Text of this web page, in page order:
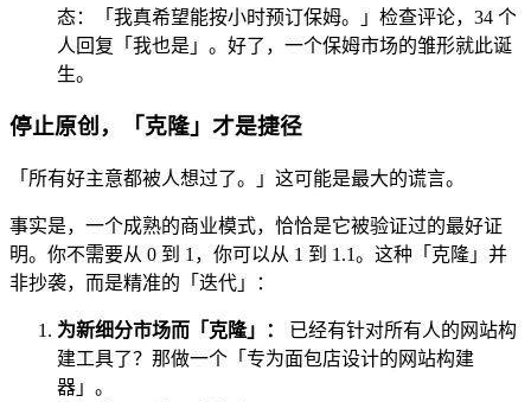
态：「我真希望能按小时预订保姆。」检查评论，34 个
人回复「我也是」。好了，一个保姆市场的雏形就此诞
生。
停止原创，「克隆」才是捷径
「所有好主意都被人想过了。」这可能是最大的谎言。
事实是，一个成熟的商业模式，恰恰是它被验证过的最好证
明。你不需要从 0 到 1，你可以从 1 到 1.1。这种「克隆」并
非抄袭，而是精准的「迭代」：
为新细分市场而「克隆」：
已经有针对所有人的网站构
建工具了？那做一个「专为面包店设计的网站构建
器」。